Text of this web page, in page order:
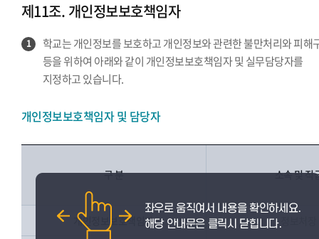
제11조. 개인정보보호책임자
1
학교는 개인정보를 보호하고 개인정보와 관련한 불만처리와 피해
등을 위하여 아래와 같이 개인정보보호책임자 및 실무담당자를
지정하고 있습니다.
개인정보보호책임자 및 담당자
구 분 소속 및 직
개인정보보호책임자